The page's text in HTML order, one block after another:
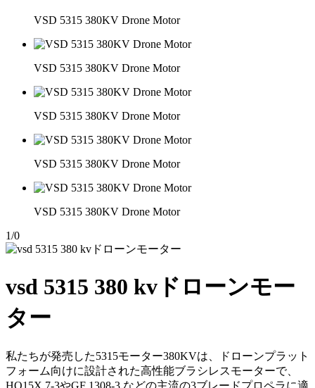
VSD 5315 380KV Drone Motor
VSD 5315 380KV Drone Motor
VSD 5315 380KV Drone Motor
VSD 5315 380KV Drone Motor
VSD 5315 380KV Drone Motor
1/0
vsd 5315 380 kvドローンモー
ター
私たちが発売した5315モーター380KVは、ドローンプラット
フォーム向けに設計された高性能ブラシレスモーターで、
HQ15X 7-3やGF 1308-3.などの主流の3ブレードプロペラに適